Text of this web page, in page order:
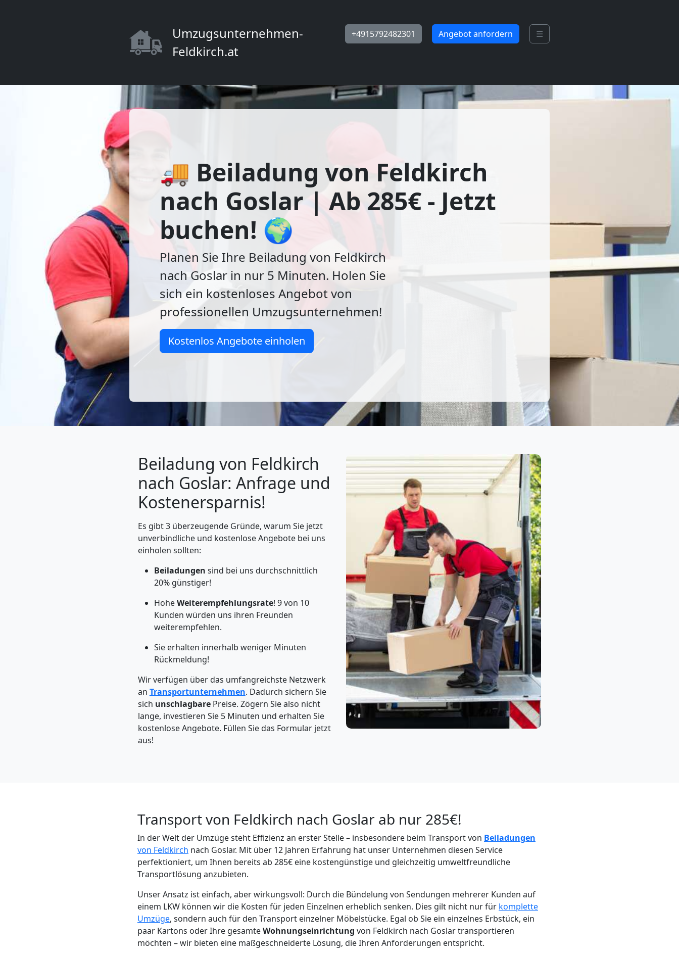
Umzugsunternehmen-
Feldkirch.at
+4915792482301 Angebot anfordern ☰
🚚 Beiladung von Feldkirch
nach Goslar | Ab 285€ - Jetzt
buchen! 🌍
Planen Sie Ihre Beiladung von Feldkirch
nach Goslar in nur 5 Minuten. Holen Sie
sich ein kostenloses Angebot von
professionellen Umzugsunternehmen!
Kostenlos Angebote einholen
Beiladung von Feldkirch
nach Goslar: Anfrage und
Kostenersparnis!
Es gibt 3 überzeugende Gründe, warum Sie jetzt
unverbindliche und kostenlose Angebote bei uns
einholen sollten:
Beiladungen sind bei uns durchschnittlich
20% günstiger!
HoheWeiterempfehlungsrate! 9 von 10
Kunden würden uns ihren Freunden
weiterempfehlen.
Sie erhalten innerhalb weniger Minuten
Rückmeldung!
Wir verfügen über das umfangreichste Netzwerk
an Transportunternehmen. Dadurch sichern Sie
sich unschlagbare Preise. Zögern Sie also nicht
lange, investieren Sie 5 Minuten und erhalten Sie
kostenlose Angebote. Füllen Sie das Formular jetzt
aus!
Transport von Feldkirch nach Goslar ab nur 285€!
In der Welt der Umzüge steht Effizienz an erster Stelle – insbesondere beim Transport von Beiladungen
von Feldkirch nach Goslar. Mit über 12 Jahren Erfahrung hat unser Unternehmen diesen Service
perfektioniert, um Ihnen bereits ab 285€ eine kostengünstige und gleichzeitig umweltfreundliche
Transportlösung anzubieten.
Unser Ansatz ist einfach, aber wirkungsvoll: Durch die Bündelung von Sendungen mehrerer Kunden auf
einem LKW können wir die Kosten für jeden Einzelnen erheblich senken. Dies gilt nicht nur für komplette
Umzüge, sondern auch für den Transport einzelner Möbelstücke. Egal ob Sie ein einzelnes Erbstück, ein
paar Kartons oder Ihre gesamteWohnungseinrichtung von Feldkirch nach Goslar transportieren
möchten – wir bieten eine maßgeschneiderte Lösung, die Ihren Anforderungen entspricht.